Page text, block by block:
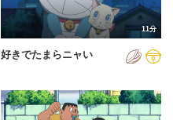
11分
好きでたまらニャい